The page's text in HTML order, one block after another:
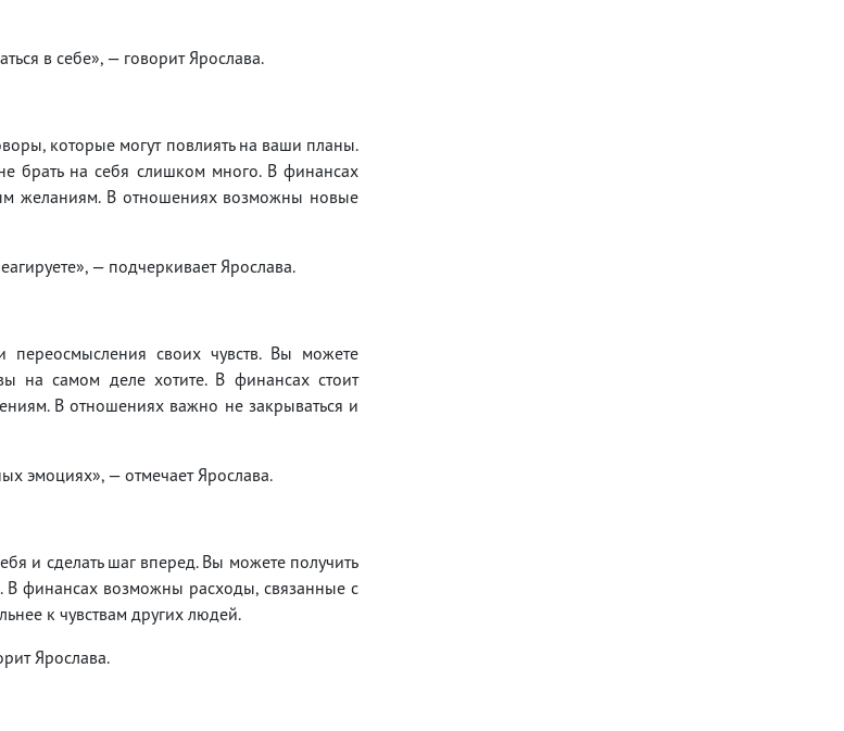
в себе», — говорит Ярослава.
которые могут повлиять на ваши планы.
брать на себя слишком много. В финансах
желаниям. В отношениях возможны новые
— подчеркивает Ярослава.
переосмысления своих чувств. Вы можете
на самом деле хотите. В финансах стоит
В отношениях важно не закрываться и
эмоциях», — отмечает Ярослава.
и сделать шаг вперед. Вы можете получить
финансах возможны расходы, связанные с
к чувствам других людей.
Ярослава.